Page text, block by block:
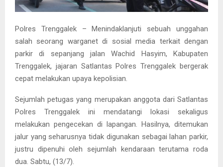
Polres Trenggalek – Menindaklanjuti sebuah unggahan
salah seorang warganet di sosial media terkait dengan
parkir di sepanjang jalan Wachid Hasyim, Kabupaten
Trenggalek, jajaran Satlantas Polres Trenggalek bergerak
cepat melakukan upaya kepolisian.
Sejumlah petugas yang merupakan anggota dari Satlantas
Polres Trenggalek ini mendatangi lokasi sekaligus
melakukan pengecekan di lapangan. Hasilnya, ditemukan
jalur yang seharusnya tidak digunakan sebagai lahan parkir,
justru dipenuhi oleh sejumlah kendaraan terutama roda
dua. Sabtu, (13/7).